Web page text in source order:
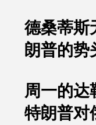
德桑蒂斯
朗普的势
周一的达
特朗普对